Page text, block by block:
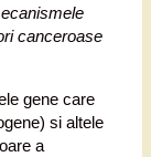
canceroase
gene care
si altele
a